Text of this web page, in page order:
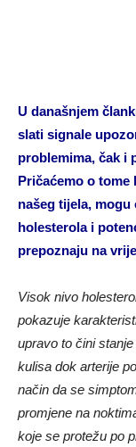
U današnjem
slati signale
problemima, čak i
Pričaćemo o
našeg tijela,
holesterola i
prepoznaju na
Visok nivo
pokazuje
upravo to čini
kulisa dok arterije
način da se
promjene na
koje se protežu po